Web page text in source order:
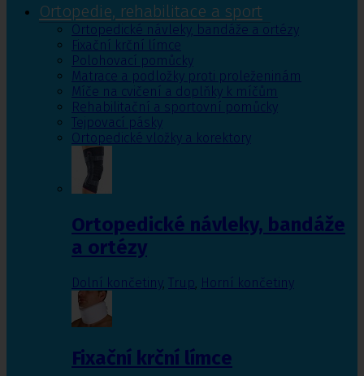
Ortopedie, rehabilitace a sport
Ortopedické návleky, bandáže a ortézy
Fixační krční límce
Polohovací pomůcky
Matrace a podložky proti proleženinám
Míče na cvičení a doplňky k míčům
Rehabilitační a sportovní pomůcky
Tejpovací pásky
Ortopedické vložky a korektory
Ortopedické návleky, bandáže
a ortézy
Dolní končetiny, Trup, Horní končetiny
Fixační krční límce